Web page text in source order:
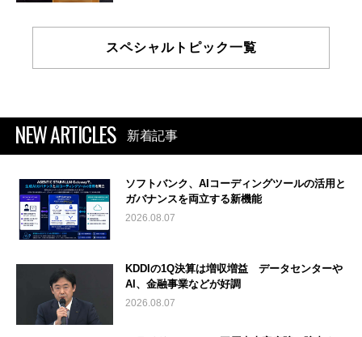
スペシャルトピック一覧
NEW ARTICLES 新着記事
ソフトバンク、AIコーディングツールの活用と
ガバナンスを両立する新機能
2026.08.07
KDDIの1Q決算は増収増益 データセンターや
AI、金融事業などが好調
2026.08.07